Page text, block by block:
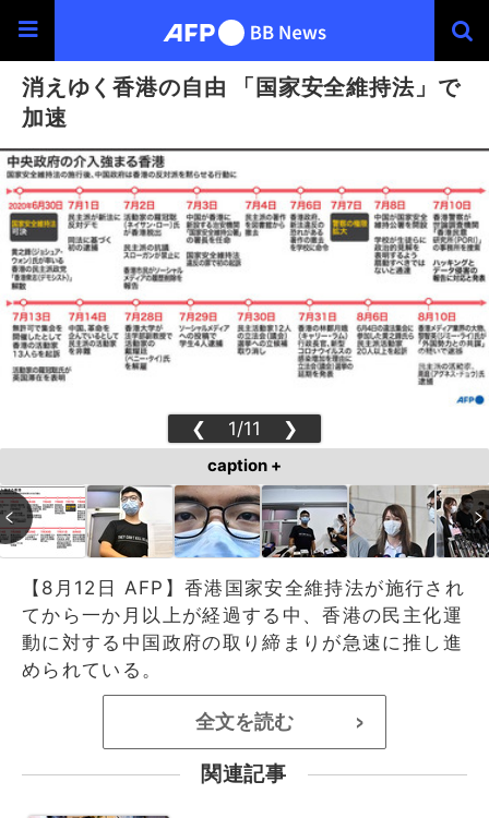
消えゆく香港の自由 「国家安全維持法」で
加速
❮ 1/11 ❯
caption +
【8月12日 AFP】香港国家安全維持法が施行され
てから一か月以上が経過する中、香港の民主化運
動に対する中国政府の取り締まりが急速に推し進
められている。
全文を読む >
関連記事